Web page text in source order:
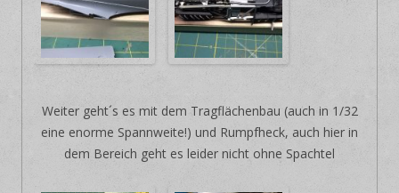
Weiter geht´s es mit dem Tragflächenbau (auch in 1/32
eine enorme Spannweite!) und Rumpfheck, auch hier in
dem Bereich geht es leider nicht ohne Spachtel